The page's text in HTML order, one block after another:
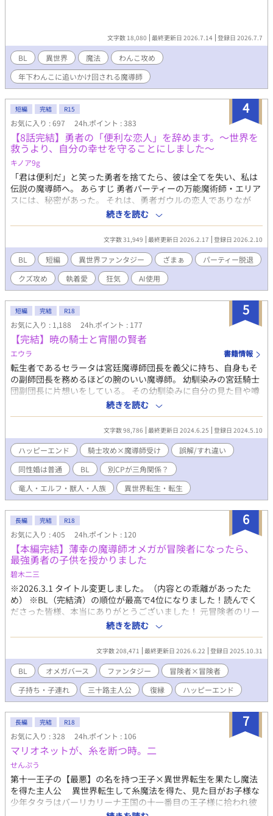
文字数 18,080 最終更新日 2026.7.14 登録日 2026.7.7
BL 異世界 魔法
わんこ攻め
年下わんこに追いかけ回される魔導師
4
短編 完結 R15
お気に入り : 697 24h.ポイント : 383
【8話完結】勇者の「便利な恋人」を辞めます。～世界を
救うより、自分の幸せを守ることにしました～
キノア9g
「君は便利だ」と笑った勇者を捨てたら、彼は全てを失い、私は
伝説の魔導師へ。 あらすじ 勇者パーティーの万能魔術師・エリア
スには、秘密があった。 それは、勇者ガウルの恋人でありなが
ら、家事・雑用・魔力供給係として「便利な道具」のように扱わ
れていること。 「お前は後ろで魔法撃ってるだけで楽だよな」
「俺のコンディション管理がお前の役目だろ？」 無神経な言葉
と、徹夜で装備を直し自らの生命力を削って結界を維持する日々
に疲れ果てたエリアスは、ある日ついに愛想を尽かして書き置き
を残す。 『辞めます』 エリアスが去った翌日から、勇者パーティ
ーは地獄に落ちた。 不味い飯、腐るアイテム、機能しない防御。
一方、エリアスは隣国の公爵に見初められ、国宝級の魔導師とし
て華麗に転身し、正当な評価と敬意を与えられていた。 これは、
自分の価値に気づいた受けが幸せになり、全てを失った攻めがプ
ライドも聖剣も捨てて「狂犬」のような執着を見せるまでの、再
構築の物語。 【勇者×魔導師／クズ勇者の転落劇】 ※攻めへのざ
まぁ要素（曇らせ）がメインの作品です。 ※糖度低め／精神的充
足度高め ※最後の最後に、攻めは受けの忠実な「番犬」になりま
す。 全8話。
続きを読む
文字数 31,949 最終更新日 2026.2.17 登録日 2026.2.10
BL 短編 異世界ファンタジー ざまぁ
パーティー脱退
クズ攻め
執着愛 狂気 AI使用
5
短編 完結 R18
お気に入り : 1,188 24h.ポイント : 177
【完結】暁の騎士と宵闇の賢者
エウラ 書籍情報
転生者であるセラータは宮廷魔導師団長を義父に持ち、自身もそ
の副師団長を務めるほどの腕のいい魔導師。 幼馴染みの宮廷騎士
団副団長に片想いをしている。 その幼馴染みに自分の見た目や噂
のせいでどうやら嫌われているらしいと思っていたが･･････。 ※
竜人の番い設定は今回は緩いです。独占欲や嫉妬はありますが、
番いが亡くなった場合でも狂ったりはしない設定です。 普通に女
性もいる世界。様々な種族がいる。 魔法で子供が出来るので普通
に同性婚可能。 名前は日本名と同じくファミリーネーム（苗
字）・ファーストネーム（名前）の表記です。 ハッピーエンド確
定です。 Ｒ18は＊印付きます。そこまで行くのは後半だと思いま
す。 ※番外編も終わり、完結しました。
続きを読む
文字数 98,786 最終更新日 2024.6.25 登録日 2024.5.10
ハッピーエンド 騎士攻め×魔導師受け
誤解/すれ違い
同性婚は普通
BL
別CPが三角関係？
竜人・エルフ・獣人・人族
異世界転生・転生
6
長編 完結 R18
お気に入り : 405 24h.ポイント : 120
【本編完結】薄幸の魔導師オメガが冒険者になったら、
最強勇者の子供を授かりました
碧木二三
※2026.3.1 タイトル変更しました。（内容との乖離があったた
め） ※BL（完結済）の順位が最高で4位になりました！読んでく
ださった皆様、本当にありがとうございました！ 元冒険者のリー
ファスは、かつて邪悪な巨大モンスターが棲んでいた島の管理人
をしながら、息子のイコと一緒に暮らしている。 彼を当然のよう
に「父さん」と呼んで慕うイコは、リーファスが自分を生んだオ
メガであるという事実を知らない。 イコの父親は、アルファで元
最強勇者のレオスだが、あるやむを得ない事情でイコが生まれる
前にリーファスの元を去っていた。 別離から十四年。リーファス
が息子に全てを打ち明ける決心をしたとき、音信不通だったレオ
スが現れる。 それぞれの過去と対峙し、乗り越えていきながら、
二人は新たな関係を築いていこうとするが──。 ◎現在の場面と
過去の場面があります(第一章はほとんど過去） ◎R指定回の予告
はしませんが、複数回あります。 ◎オメガバ独自解釈あり。
◎RPG風の世界観ですが、何かのゲームの世界とかではなく、誰
も転生していません。 ◎誤字脱字の修正、加筆減筆等は随時して
います。設定をガラッと変えたりはしませんが、微妙に言い回し
が変わったりなどはします。 ◎設定や考証はゆるめ。雰囲気重視
です！ ◎ムーンライトノベルズにもR-18版を公開しています。
◎R-15版に再編集したものを小説家になろうにも公開していま
続きを読む
文字数 208,471 最終更新日 2026.6.22 登録日 2025.10.31
BL オメガバース ファンタジー
冒険者×冒険者
子持ち・子連れ
三十路主人公 復縁 ハッピーエンド
7
長編 完結 R18
お気に入り : 328 24h.ポイント : 106
マリオネットが、糸を断つ時。二
せんぷう
第十一王子の【最悪】の名を持つ王子×異世界転生を果たし魔法
を得た主人公 異世界転生して糸魔法を得た、見た目がお子様な
少年タタラはバーリカリーナ王国の十一番目の王子様に拾われ彼
を護る守護魔導師となる。 人の心を見通す力を得た暴君である